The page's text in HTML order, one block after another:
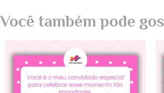
Você também pode